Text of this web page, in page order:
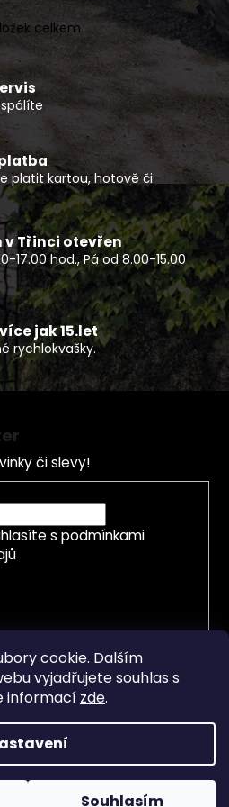
cookie. Dalším
vyjadřujete souhlas s
informací zde.
Souhlasím
přestěhována na nové
OTEVÍRACÍ DOBA PO-ČT
hod. Email: info@rwdshop.cz,
O
v
l
á
d
c
í
p
r
v
k
y
v
ý
p
i
s
u
celkem
platit kartou, hotově či
v Třinci otevřen
17.00 hod., Pá od 8.00-15.00
jak 15.let
rychlokvašky.
či slevy!
s podmínkami
. Všechna práva vyhrazena.
cookies